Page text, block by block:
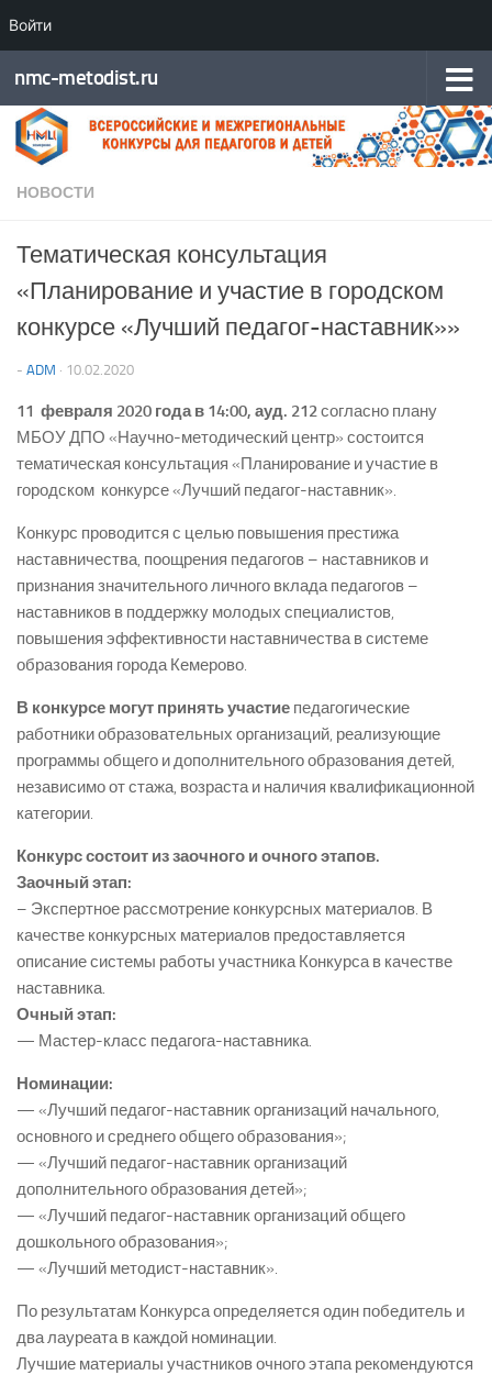
ВойтиПерейти к содержимому
nmc-metodist.ru
НОВОСТИ
Тематическая консультация
«Планирование и участие в городском
конкурсе «Лучший педагог-наставник»»
- ADM · 10.02.2020
11 февраля 2020 года в 14:00, ауд. 212согласно плану
МБОУ ДПО «Научно-методический центр» состоится
тематическая консультация «Планирование и участие в
городском конкурсе «Лучший педагог-наставник».
Конкурс проводится с целью повышения престижа
наставничества, поощрения педагогов – наставников и
признания значительного личного вклада педагогов –
наставников в поддержку молодых специалистов,
повышения эффективности наставничества в системе
образования города Кемерово.
В конкурсе могут принять участие педагогические
работники образовательных организаций, реализующие
программы общего и дополнительного образования детей,
независимо от стажа, возраста и наличия квалификационной
категории.
Конкурс состоит из заочного и очного этапов.
Заочный этап:
– Экспертное рассмотрение конкурсных материалов. В
качестве конкурсных материалов предоставляется
описание системы работы участника Конкурса в качестве
наставника.
Очный этап:
— Мастер-класс педагога-наставника.
Номинации:
— «Лучший педагог-наставник организаций начального,
основного и среднего общего образования»;
— «Лучший педагог-наставник организаций
дополнительного образования детей»;
— «Лучший педагог-наставник организаций общего
дошкольного образования»;
— «Лучший методист-наставник».
По результатам Конкурса определяется один победитель и
два лауреата в каждой номинации.
Лучшие материалы участников очного этапа рекомендуются